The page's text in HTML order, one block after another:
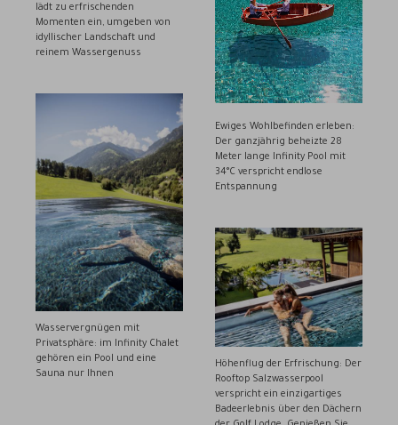
lädt zu erfrischenden
Momenten ein, umgeben von
idyllischer Landschaft und
reinem Wassergenuss
Ewiges Wohlbefinden erleben:
Der ganzjährig beheizte 28
Meter lange Infinity Pool mit
34°C verspricht endlose
Entspannung
Wasservergnügen mit
Privatsphäre: im Infinity Chalet
gehören ein Pool und eine
Sauna nur Ihnen
Höhenflug der Erfrischung: Der
Rooftop Salzwasserpool
verspricht ein einzigartiges
Badeerlebnis über den Dächern